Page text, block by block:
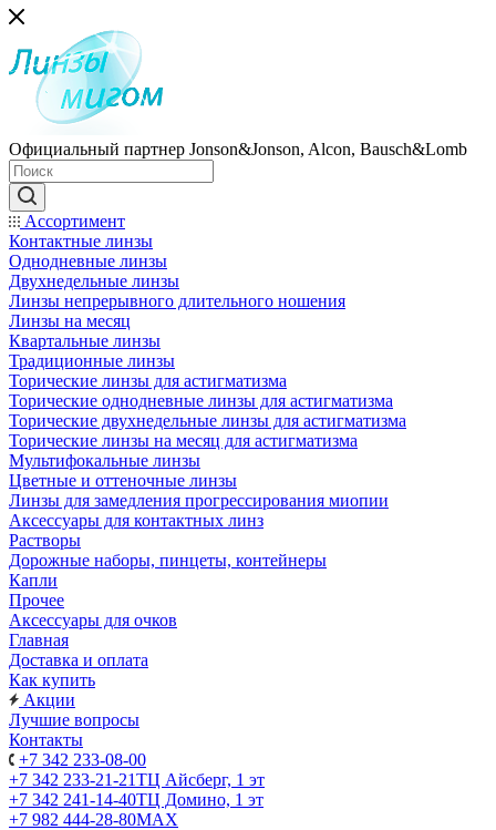
Официальный партнер Jonson&Jonson, Alcon, Bausch&Lomb
Ассортимент
Контактные линзы
Однодневные линзы
Двухнедельные линзы
Линзы непрерывного длительного ношения
Линзы на месяц
Квартальные линзы
Традиционные линзы
Торические линзы для астигматизма
Торические однодневные линзы для астигматизма
Торические двухнедельные линзы для астигматизма
Торические линзы на месяц для астигматизма
Мультифокальные линзы
Цветные и оттеночные линзы
Линзы для замедления прогрессирования миопии
Аксессуары для контактных линз
Растворы
Дорожные наборы, пинцеты, контейнеры
Капли
Прочее
Аксессуары для очков
Главная
Доставка и оплата
Как купить
Акции
Лучшие вопросы
Контакты
+7 342 233-08-00
+7 342 233-21-21ТЦ Айсберг, 1 эт
+7 342 241-14-40ТЦ Домино, 1 эт
+7 982 444-28-80MAX